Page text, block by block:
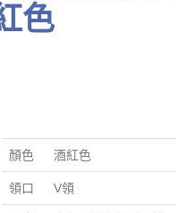
色
顏色 酒紅色
領口 V領